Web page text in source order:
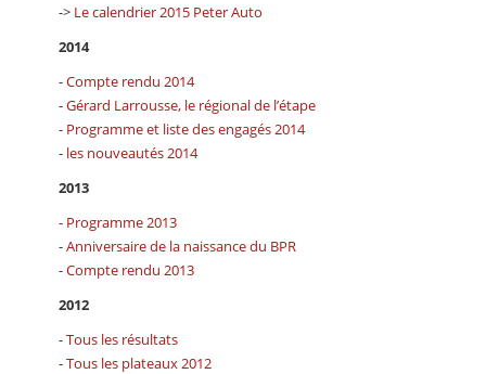
-> Le calendrier 2015 Peter Auto
2014
-Compte rendu 2014
-Gérard Larrousse, le régional de l’étape
- Programme et liste des engagés 2014
- les nouveautés 2014
2013
- Programme 2013
-Anniversaire de la naissance du BPR
-Compte rendu 2013
2012
-Tous les résultats
-Tous les plateaux 2012